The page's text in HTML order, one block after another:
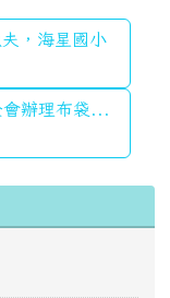
，海星國小
辦理布袋...